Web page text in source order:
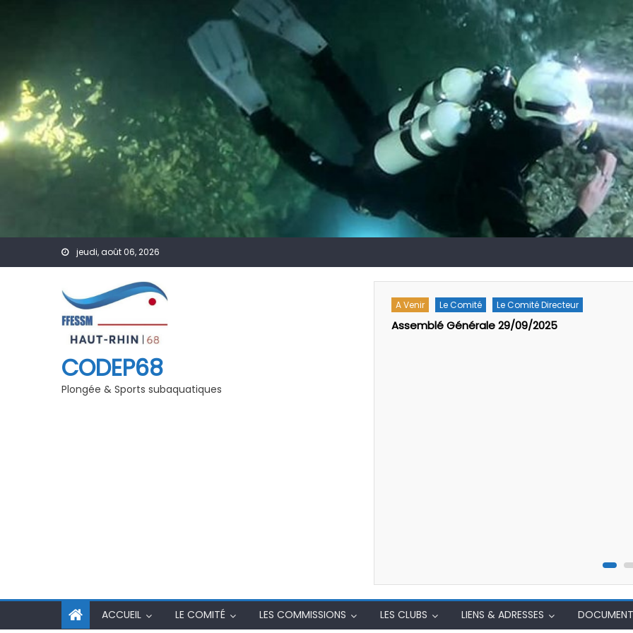
jeudi, août 06, 2026
CODEP68
Plongée & Sports subaquatiques
Jeunes » Grand EST
A Venir
Championnat Départemental PSP 68
A Venir Le Comité Le Comité Directeur
Assemblé Générale 29/09/2025
ACCUEIL LE COMITÉ LES COMMISSIONS LES CLUBS LIENS & ADRESSES